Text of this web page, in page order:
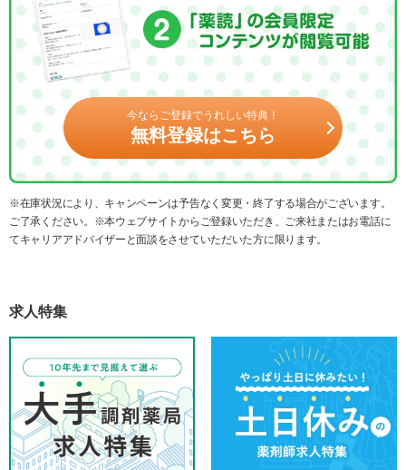
今ならご登録でうれしい特典！
無料登録はこちら
※在庫状況により、キャンペーンは予告なく変更・終了する場合がございます。
ご了承ください。※本ウェブサイトからご登録いただき、ご来社またはお電話に
てキャリアアドバイザーと面談をさせていただいた方に限ります。
求人特集